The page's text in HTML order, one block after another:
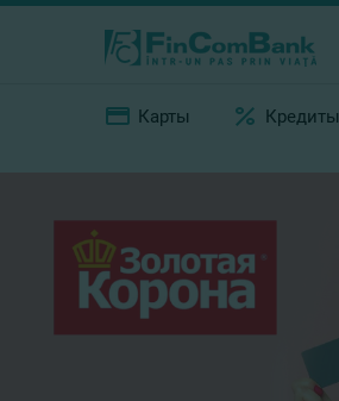
Карты Кредиты